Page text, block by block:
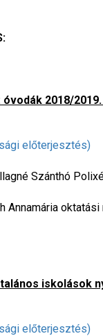
2018/
előterjesztés)
Szánthó
Annamária
iskolások
előterjesztés)